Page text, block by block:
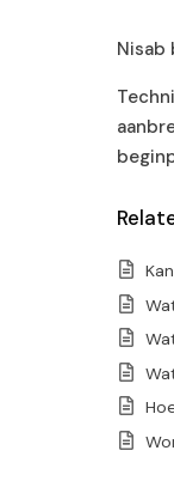
Nisab